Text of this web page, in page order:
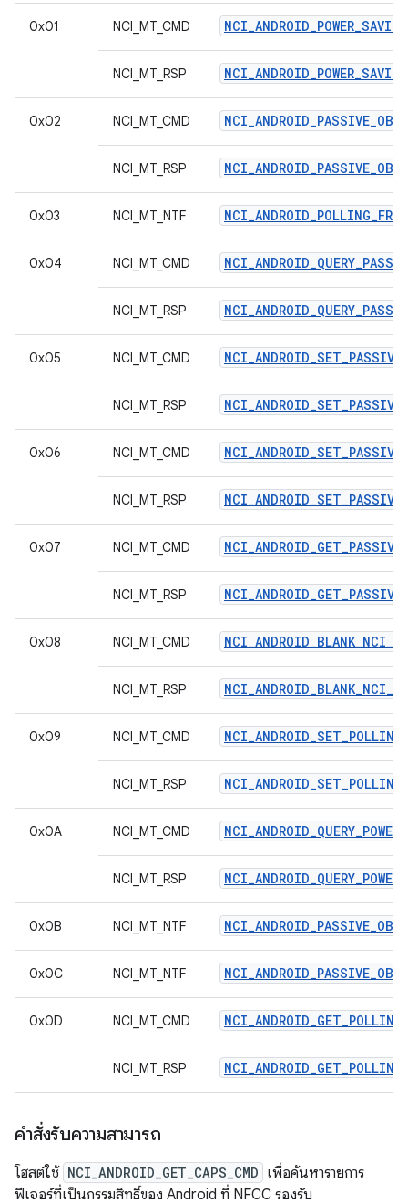
0x01 NCI_MT_CMD
NCI_MT_RSP
0x02 NCI_MT_CMD
NCI_MT_RSP
0x03 NCI_MT_NTF
0x04 NCI_MT_CMD
NCI_MT_RSP
0x05 NCI_MT_CMD
NCI_MT_RSP
0x06 NCI_MT_CMD
NCI_MT_RSP
0x07 NCI_MT_CMD
NCI_MT_RSP
0x08 NCI_MT_CMD
NCI_MT_RSP
0x09 NCI_MT_CMD
NCI_MT_RSP
0x0A NCI_MT_CMD
NCI_MT_RSP
0x0B NCI_MT_NTF
0x0C NCI_MT_NTF
0x0D NCI_MT_CMD
NCI_MT_RSP
คำสั่งรับความสามารถ
โฮสต์ใช้ NCI_ANDROID_GET_CAPS_CMD เพื่อค้นหารายการ
ฟีเจอร์ที่เป็นกรรมสิทธิ์ของ Android ที่ NFCC รองรับ